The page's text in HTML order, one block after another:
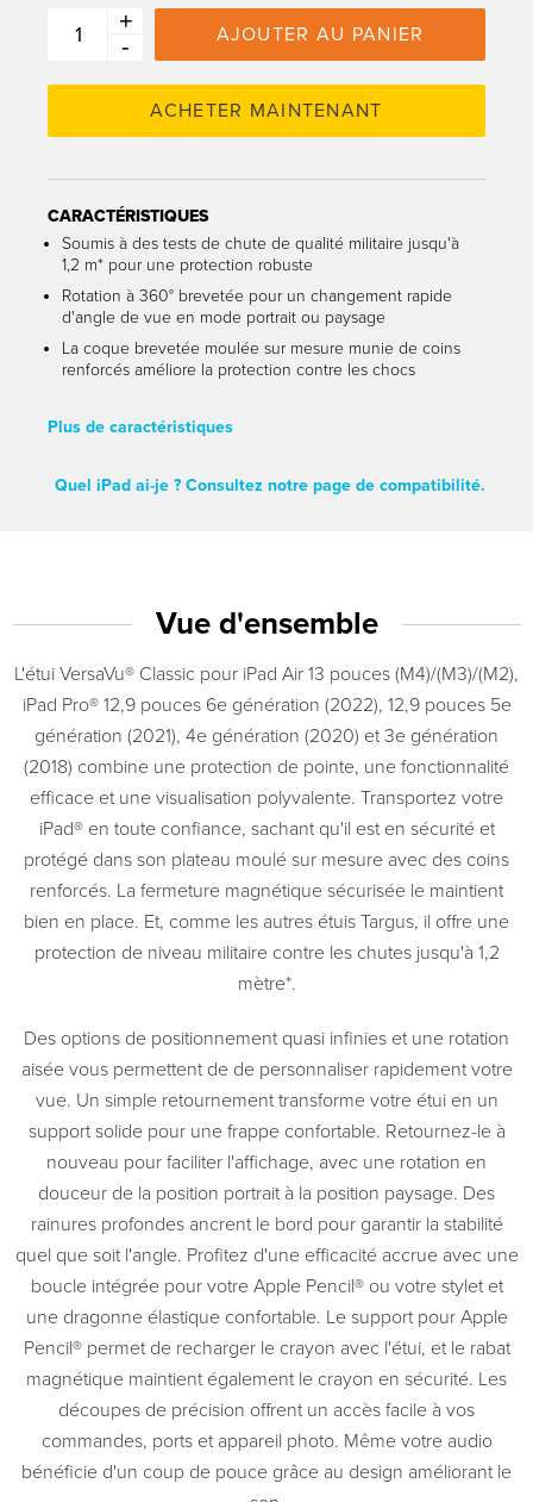
+
-
AJOUTER AU PANIER
CARACTÉRISTIQUES
Soumis à des tests de chute de qualité militaire jusqu'à
1,2 m* pour une protection robuste
Rotation à 360° brevetée pour un changement rapide
d'angle de vue en mode portrait ou paysage
La coque brevetée moulée sur mesure munie de coins
renforcés améliore la protection contre les chocs
Plus de caractéristiques
Quel iPad ai-je ? Consultez notre page de compatibilité.
Vue d'ensemble
L'étui VersaVu® Classic pour iPad Air 13 pouces (M4)/(M3)/(M2),
iPad Pro® 12,9 pouces 6e génération (2022), 12,9 pouces 5e
génération (2021), 4e génération (2020) et 3e génération
(2018) combine une protection de pointe, une fonctionnalité
efficace et une visualisation polyvalente. Transportez votre
iPad® en toute confiance, sachant qu'il est en sécurité et
protégé dans son plateau moulé sur mesure avec des coins
renforcés. La fermeture magnétique sécurisée le maintient
bien en place. Et, comme les autres étuis Targus, il offre une
protection de niveau militaire contre les chutes jusqu'à 1,2
mètre*.
Des options de positionnement quasi infinies et une rotation
aisée vous permettent de de personnaliser rapidement votre
vue. Un simple retournement transforme votre étui en un
support solide pour une frappe confortable. Retournez-le à
nouveau pour faciliter l'affichage, avec une rotation en
douceur de la position portrait à la position paysage. Des
rainures profondes ancrent le bord pour garantir la stabilité
quel que soit l'angle. Profitez d'une efficacité accrue avec une
boucle intégrée pour votre Apple Pencil® ou votre stylet et
une dragonne élastique confortable. Le support pour Apple
Pencil® permet de recharger le crayon avec l'étui, et le rabat
magnétique maintient également le crayon en sécurité. Les
découpes de précision offrent un accès facile à vos
commandes, ports et appareil photo. Même votre audio
bénéficie d'un coup de pouce grâce au design améliorant le